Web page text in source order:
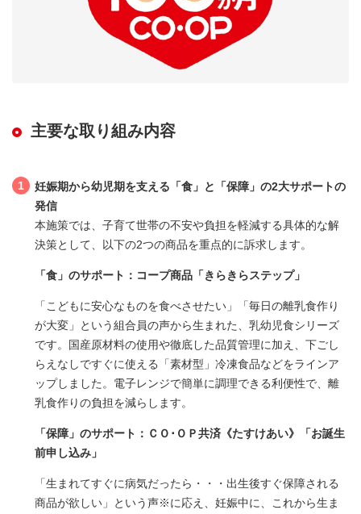
主要な取り組み内容
1
妊娠期から幼児期を支える「食」と「保障」の2大サポートの
発信
本施策では、子育て世帯の不安や負担を軽減する具体的な解
決策として、以下の2つの商品を重点的に訴求します。
「食」のサポート：コープ商品「きらきらステップ」
「こどもに安心なものを食べさせたい」「毎日の離乳食作り
が大変」という組合員の声から生まれた、乳幼児食シリーズ
です。国産原材料の使用や徹底した品質管理に加え、下ごし
らえなしですぐに使える「素材型」冷凍食品などをラインア
ップしました。電子レンジで簡単に調理できる利便性で、離
乳食作りの負担を減らします。
「保障」のサポート：ＣＯ･ＯＰ共済《たすけあい》「お誕生
前申し込み」
「生まれてすぐに病気だったら・・・出生後すぐ保障される
商品が欲しい」という声※に応え、妊娠中に、これから生ま